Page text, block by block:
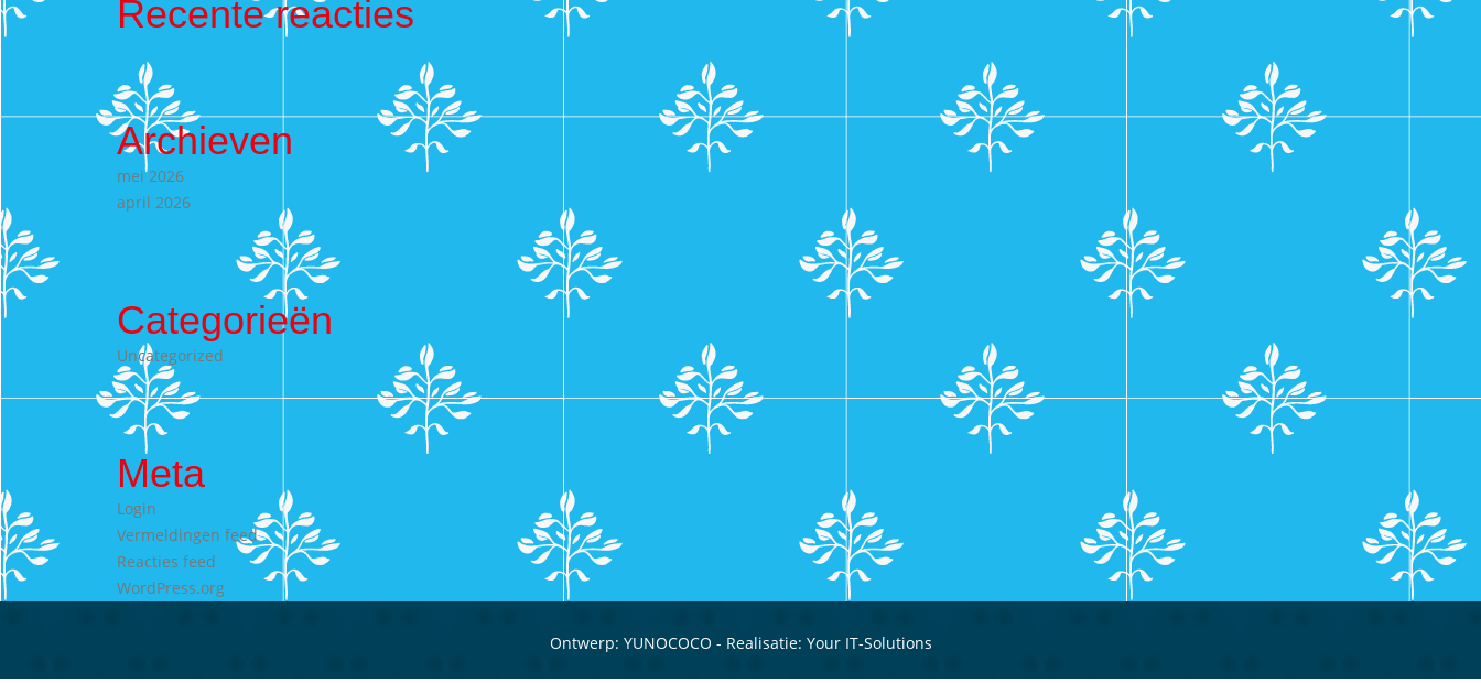
Recente reacties
Archieven
mei 2026
april 2026
Categorieën
Uncategorized
Meta
Login
Vermeldingen feed
Reacties feed
WordPress.org
Ontwerp: YUNOCOCO - Realisatie: Your IT-Solutions